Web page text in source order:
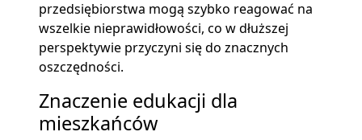
przedsiębiorstwa mogą szybko reagować na
wszelkie nieprawidłowości, co w dłuższej
perspektywie przyczyni się do znacznych
oszczędności.
Znaczenie edukacji dla
mieszkańców